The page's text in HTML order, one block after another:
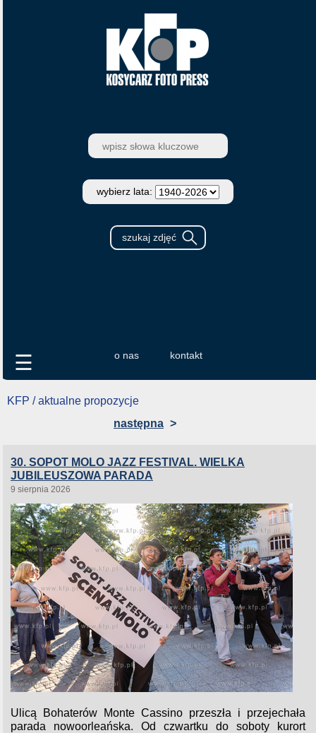
wybierz lata:
o nas kontakt
☰
KFP / aktualne propozycje
następna >
30. SOPOT MOLO JAZZ FESTIVAL. WIELKA
JUBILEUSZOWA PARADA
9 sierpnia 2026
Ulicą Bohaterów Monte Cassino przeszła i przejechała
parada nowoorleańska. Od czwartku do soboty kurort